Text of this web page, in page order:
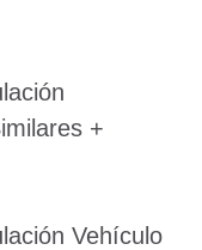
+
Vehículo